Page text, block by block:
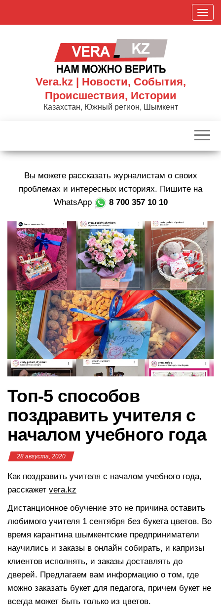
П
о
к
р
в
и
г
а
ц
и
ю
Vera.kz | Новости, События,
Происшествия, Истории
Казахстан, Южный регион, Шымкент
Вы можете рассказать журналистам о своих
проблемах и интересных историях. Пишите на
WhatsApp
8 700 357 10 10
Топ-5 способов
поздравить учителя с
началом учебного года
28 августа, 2020
Как поздравить учителя с началом учебного года,
расскажет vera.kz
Дистанционное обучение это не причина оставить
любимого учителя 1 сентября без букета цветов. Во
время карантина шымкентские предприниматели
научились и заказы в онлайн собирать, и капризы
клиентов исполнять, и заказы доставлять до
дверей. Предлагаем вам информацию о том, где
можно заказать букет для педагога, причем букет не
всегда может быть только из цветов.